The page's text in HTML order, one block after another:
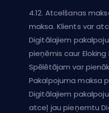
4.12. Atcelšanas
maksa. Klients var
Digitālajiem
pieņēmis caur
Spēlētājam var
Pakalpojuma maksa
Digitālajiem
atceļ jau pieņemtu